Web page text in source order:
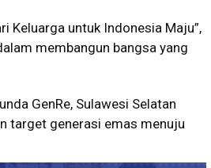
Keluarga untuk Indonesia Maju”,
membangun bangsa yang
GenRe, Sulawesi Selatan
target generasi emas menuju